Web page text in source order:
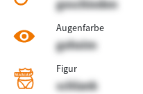
geschieden
Augenfarbe
geheim
Figur
schlank